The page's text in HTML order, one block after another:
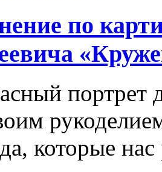
по
портрет
которые